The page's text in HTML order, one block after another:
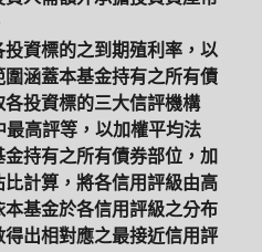
資標的之到期殖利率，以
涵蓋本基金持有之所有債
投資標的三大信評機構
高評等，以加權平均法
持有之所有債券部位，加
計算，將各信用評級由高
基金於各信用評級之分布
出相對應之最接近信用評